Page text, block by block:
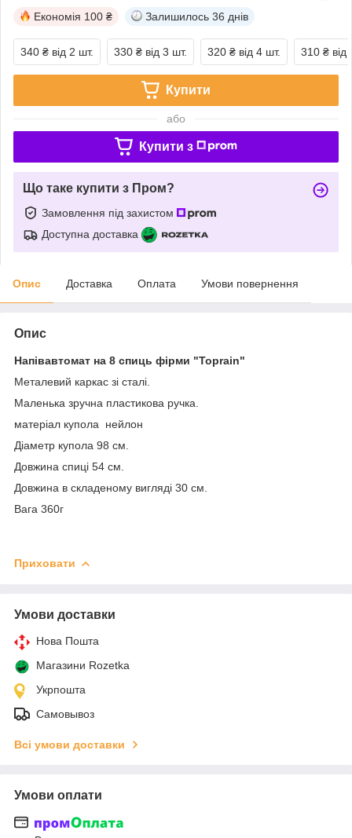
Економія 100 ₴ Залишилось 36 днів
340 ₴ від 2 шт. 330 ₴ від 3 шт. 320 ₴ від 4 шт. 310 ₴ від
Купити
або
Купити з
Що таке купити з Пром?
Замовлення під захистом
Доступна доставка
Опис Доставка Оплата Умови повернення
Опис
Напівавтомат на 8 спиць фірми "Toprain"
Металевий каркас зі сталі.
Маленька зручна пластикова ручка.
матеріал купола нейлон
Діаметр купола 98 см.
Довжина спиці 54 см.
Довжина в складеному вигляді 30 см.
Вага 360г
Приховати
Умови доставки
Нова Пошта
Магазини Rozetka
Укрпошта
Самовывоз
Всі умови доставки
Умови оплати